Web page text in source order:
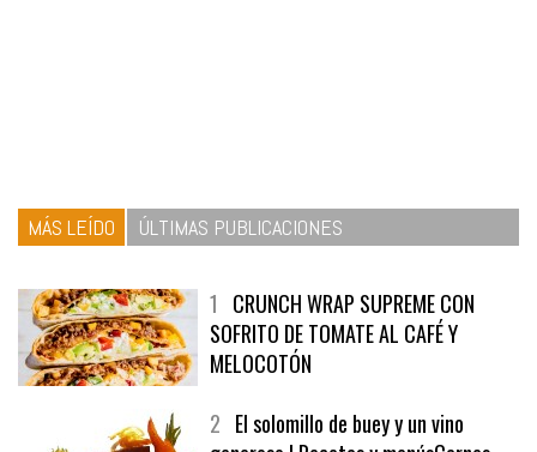
MÁS LEÍDO ÚLTIMAS PUBLICACIONES
1 CRUNCH WRAP SUPREME CON
SOFRITO DE TOMATE AL CAFÉ Y
MELOCOTÓN
2 El solomillo de buey y un vino